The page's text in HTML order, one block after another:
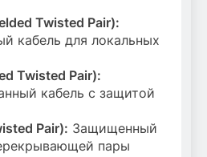
Twisted Pair):
кабель для локальных
Twisted Pair):
кабель с защитой
Pair): Защищенный
пары